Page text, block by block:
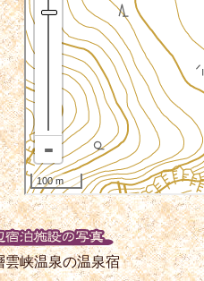
雲峡温泉の温泉宿